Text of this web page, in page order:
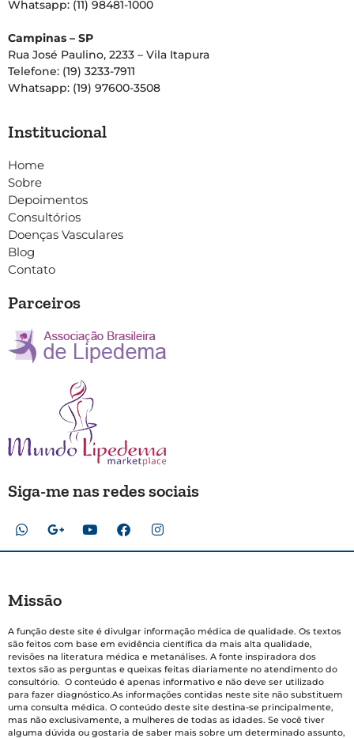
Whatsapp: (11) 98481-1000
Campinas – SP
Rua José Paulino, 2233 – Vila Itapura
Telefone: (19) 3233-7911
Whatsapp: (19) 97600-3508
Institucional
Home
Sobre
Depoimentos
Consultórios
Doenças Vasculares
Blog
Contato
Parceiros
Siga-me nas redes sociais
Missão
A função deste site é divulgar informação médica de qualidade. Os textos
são feitos com base em evidência científica da mais alta qualidade,
revisões na literatura médica e metanálises. A fonte inspiradora dos
textos são as perguntas e queixas feitas diariamente no atendimento do
consultório. O conteúdo é apenas informativo e não deve ser utilizado
para fazer diagnóstico.As informações contidas neste site não substituem
uma consulta médica. O conteúdo deste site destina-se principalmente,
mas não exclusivamente, a mulheres de todas as idades. Se você tiver
alguma dúvida ou gostaria de saber mais sobre um determinado assunto,